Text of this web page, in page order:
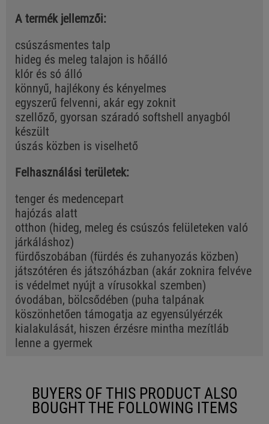
A termék jellemzői:
csúszásmentes talp
hideg és meleg talajon is hőálló
klór és só álló
könnyű, hajlékony és kényelmes
egyszerű felvenni, akár egy zoknit
szellőző, gyorsan száradó softshell anyagból
készült
úszás közben is viselhető
Felhasználási területek:
tenger és medencepart
hajózás alatt
otthon (hideg, meleg és csúszós felületeken való
járkáláshoz)
fürdőszobában (fürdés és zuhanyozás közben)
játszótéren és játszóházban (akár zoknira felvéve
is védelmet nyújt a vírusokkal szemben)
óvodában, bölcsődében (puha talpának
köszönhetően támogatja az egyensúlyérzék
kialakulását, hiszen érzésre mintha mezítláb
lenne a gyermek
BUYERS OF THIS PRODUCT ALSO
BOUGHT THE FOLLOWING ITEMS